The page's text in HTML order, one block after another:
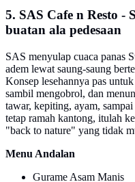
5. SAS Cafe n Resto -
buatan ala pedesaan
SAS menyulap cuaca panas
adem lewat saung-saung
Konsep lesehannya pas
sambil mengobrol, dan
tawar, kepiting, ayam,
tetap ramah kantong, itulah
"back to nature" yang tidak
Menu Andalan
Gurame Asam Manis